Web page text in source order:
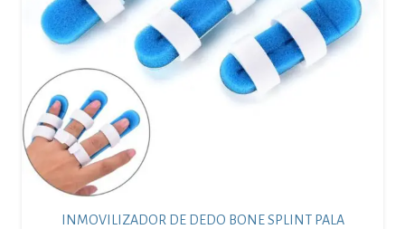
INMOVILIZADOR DE DEDO BONE SPLINT PALA